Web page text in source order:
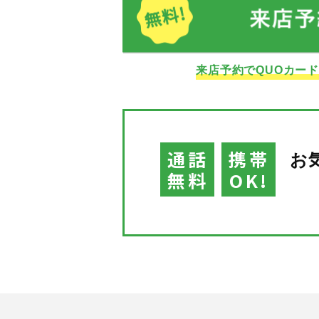
来店予約でQUOカー
通話
無料
携帯
OK!
お